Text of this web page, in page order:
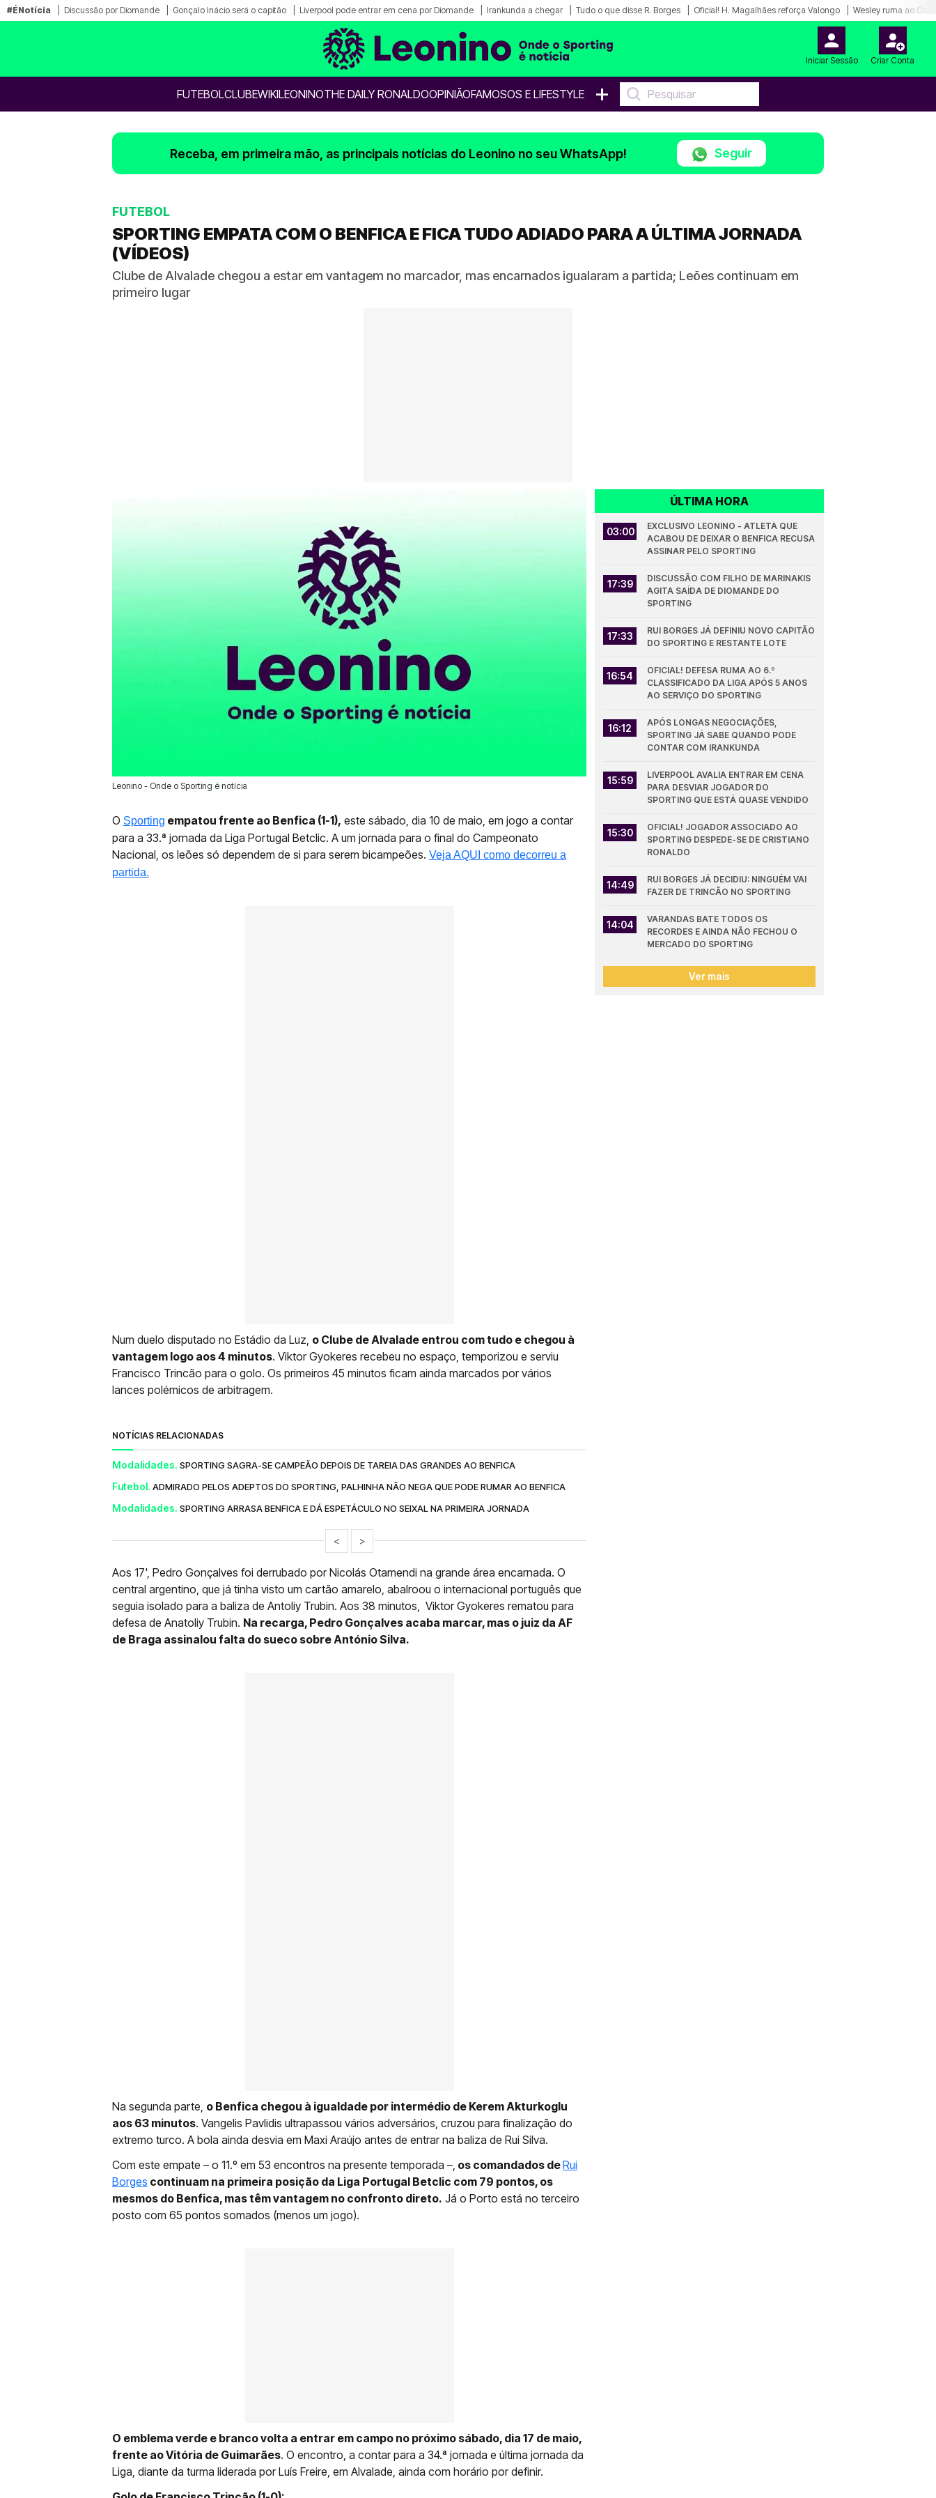
#ÉNotícia Discussão por Diomande Gonçalo Inácio será o capitão Liverpool pode entrar em cena por Diomande Irankunda a chegar Tudo o que disse R. Borges Oficial! H. Magalhães reforça Valongo Wesley ruma ao
Iniciar Sessão Criar Conta
FUTEBOLCLUBEWIKILEONINOTHE DAILY RONALDOOPINIÃOFAMOSOS E LIFESTYLE +
Receba, em primeira mão, as principais notícias do Leonino no seu WhatsApp! Seguir
FUTEBOL
SPORTING EMPATA COM O BENFICA E FICA TUDO ADIADO PARA A ÚLTIMA JORNADA
(VÍDEOS)
Clube de Alvalade chegou a estar em vantagem no marcador, mas encarnados igualaram a partida; Leões continuam em
primeiro lugar
Leonino - Onde o Sporting é notícia
10 Mai 2025 | 21:08 | 0
O Sporting empatou frente ao Benfica (1-1), este sábado, dia 10 de maio, em jogo a contar
para a 33.ª jornada da Liga Portugal Betclic. A um jornada para o final do Campeonato
Nacional, os leões só dependem de si para serem bicampeões. Veja AQUI como decorreu a
partida.
Num duelo disputado no Estádio da Luz, o Clube de Alvalade entrou com tudo e chegou à
vantagem logo aos 4 minutos. Viktor Gyokeres recebeu no espaço, temporizou e serviu
Francisco Trincão para o golo. Os primeiros 45 minutos ficam ainda marcados por vários
lances polémicos de arbitragem.
NOTÍCIAS RELACIONADAS
Modalidades. SPORTING SAGRA-SE CAMPEÃO DEPOIS DE TAREIA DAS GRANDES AO BENFICA
Futebol. ADMIRADO PELOS ADEPTOS DO SPORTING, PALHINHA NÃO NEGA QUE PODE RUMAR AO BENFICA
Modalidades. SPORTING ARRASA BENFICA E DÁ ESPETÁCULO NO SEIXAL NA PRIMEIRA JORNADA
< >
Aos 17', Pedro Gonçalves foi derrubado por Nicolás Otamendi na grande área encarnada. O
central argentino, que já tinha visto um cartão amarelo, abalroou o internacional português que
seguia isolado para a baliza de Antoliy Trubin. Aos 38 minutos, Viktor Gyokeres rematou para
defesa de Anatoliy Trubin. Na recarga, Pedro Gonçalves acaba marcar, mas o juiz da AF
de Braga assinalou falta do sueco sobre António Silva.
Na segunda parte, o Benfica chegou à igualdade por intermédio de Kerem Akturkoglu
aos 63 minutos. Vangelis Pavlidis ultrapassou vários adversários, cruzou para finalização do
extremo turco. A bola ainda desvia em Maxi Araújo antes de entrar na baliza de Rui Silva.
Com este empate – o 11.º em 53 encontros na presente temporada –, os comandados deRui
Borges continuam na primeira posição da Liga Portugal Betclic com 79 pontos, os
mesmos do Benfica, mas têm vantagem no confronto direto. Já o Porto está no terceiro
posto com 65 pontos somados (menos um jogo).
O emblema verde e branco volta a entrar em campo no próximo sábado, dia 17 de maio,
frente ao Vitória de Guimarães. O encontro, a contar para a 34.ª jornada e última jornada da
Liga, diante da turma liderada por Luís Freire, em Alvalade, ainda com horário por definir.
ÚLTIMA HORA
03:00
EXCLUSIVO LEONINO - ATLETA QUE
ACABOU DE DEIXAR O BENFICA RECUSA
ASSINAR PELO SPORTING
17:39
DISCUSSÃO COM FILHO DE MARINAKIS
AGITA SAÍDA DE DIOMANDE DO
SPORTING
17:33
RUI BORGES JÁ DEFINIU NOVO CAPITÃO
DO SPORTING E RESTANTE LOTE
16:54
OFICIAL! DEFESA RUMA AO 6.º
CLASSIFICADO DA LIGA APÓS 5 ANOS
AO SERVIÇO DO SPORTING
16:12
APÓS LONGAS NEGOCIAÇÕES,
SPORTING JÁ SABE QUANDO PODE
CONTAR COM IRANKUNDA
15:59
LIVERPOOL AVALIA ENTRAR EM CENA
PARA DESVIAR JOGADOR DO
SPORTING QUE ESTÁ QUASE VENDIDO
15:30
OFICIAL! JOGADOR ASSOCIADO AO
SPORTING DESPEDE-SE DE CRISTIANO
RONALDO
14:49
RUI BORGES JÁ DECIDIU: NINGUÉM VAI
FAZER DE TRINCÃO NO SPORTING
14:04
VARANDAS BATE TODOS OS
RECORDES E AINDA NÃO FECHOU O
MERCADO DO SPORTING
Ver mais